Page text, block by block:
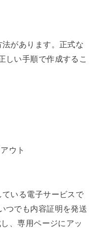
があります。正式な
しい手順で作成するこ
ウト
いる電子サービスで
つでも内容証明を発送
、専用ページにアッ